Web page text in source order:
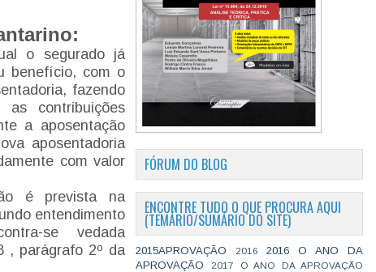
o segurado já
benefício, com o
fazendo
contribuições
a aposentação
aposentadoria
com valor
é prevista na
entendimento
se vedada
, parágrafo 2º da
FÓRUM DO BLOG
ENCONTRE TUDO O QUE PROCURA AQUI
(TEMÁRIO/SUMÁRIO DO SITE)
2015APROVAÇÃO 2016
2016 O ANO DA
APROVAÇÃO
2017 O ANO DA APROVAÇÃO